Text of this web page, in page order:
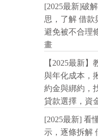
[2025最新]破
思，了解 借款
避免被不合理
畫
【2025最新
與年化成本，
約金與綁約，
貸款選擇，資
[2025最新] 看
示，逐條拆解